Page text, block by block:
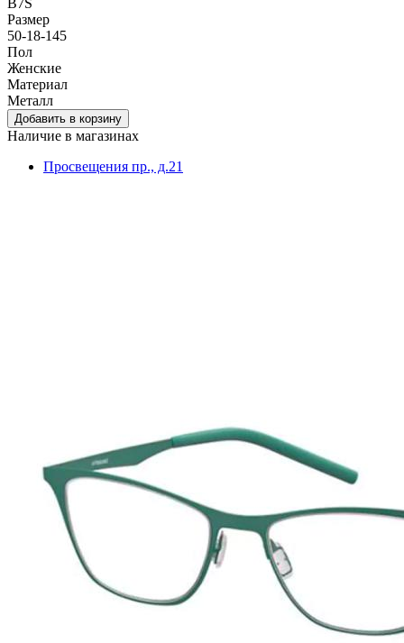
Размер
50-18-145
Пол
Женские
Материал
Металл
Наличие в магазинах
Просвещения пр., д.21